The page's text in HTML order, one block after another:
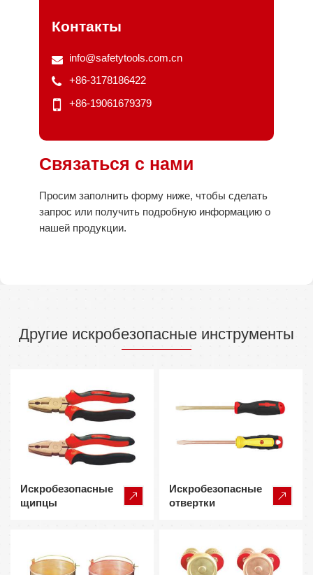
Контакты
info@safetytools.com.cn
+86-3178186422
+86-19061679379
Связаться с нами
Просим заполнить форму ниже, чтобы сделать
запрос или получить подробную информацию о
нашей продукции.
Другие искробезопасные инструменты
Искробезопасные
щипцы
Искробезопасные
отвертки